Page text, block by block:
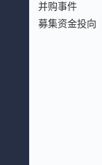
并购事件
募集资金投向